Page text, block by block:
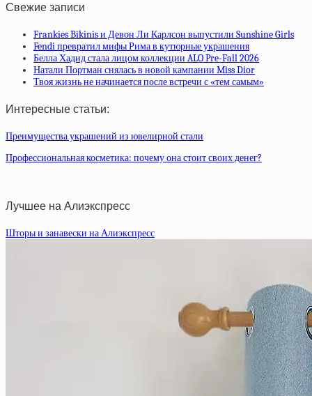
Свежие записи
Frankies Bikinis и Девон Ли Карлсон выпустили Sunshine Girls
Fendi превратил мифы Рима в кутюрные украшения
Белла Хадид стала лицом коллекции ALO Pre-Fall 2026
Натали Портман снялась в новой кампании Miss Dior
Твоя жизнь не начинается после встречи с «тем самым»
Интересные статьи:
Преимущества украшений из ювелирной стали
Профессиональная косметика: почему она стоит своих денег?
Лучшее на Алиэкспресс
Шторы и занавески на Алиэкспресс